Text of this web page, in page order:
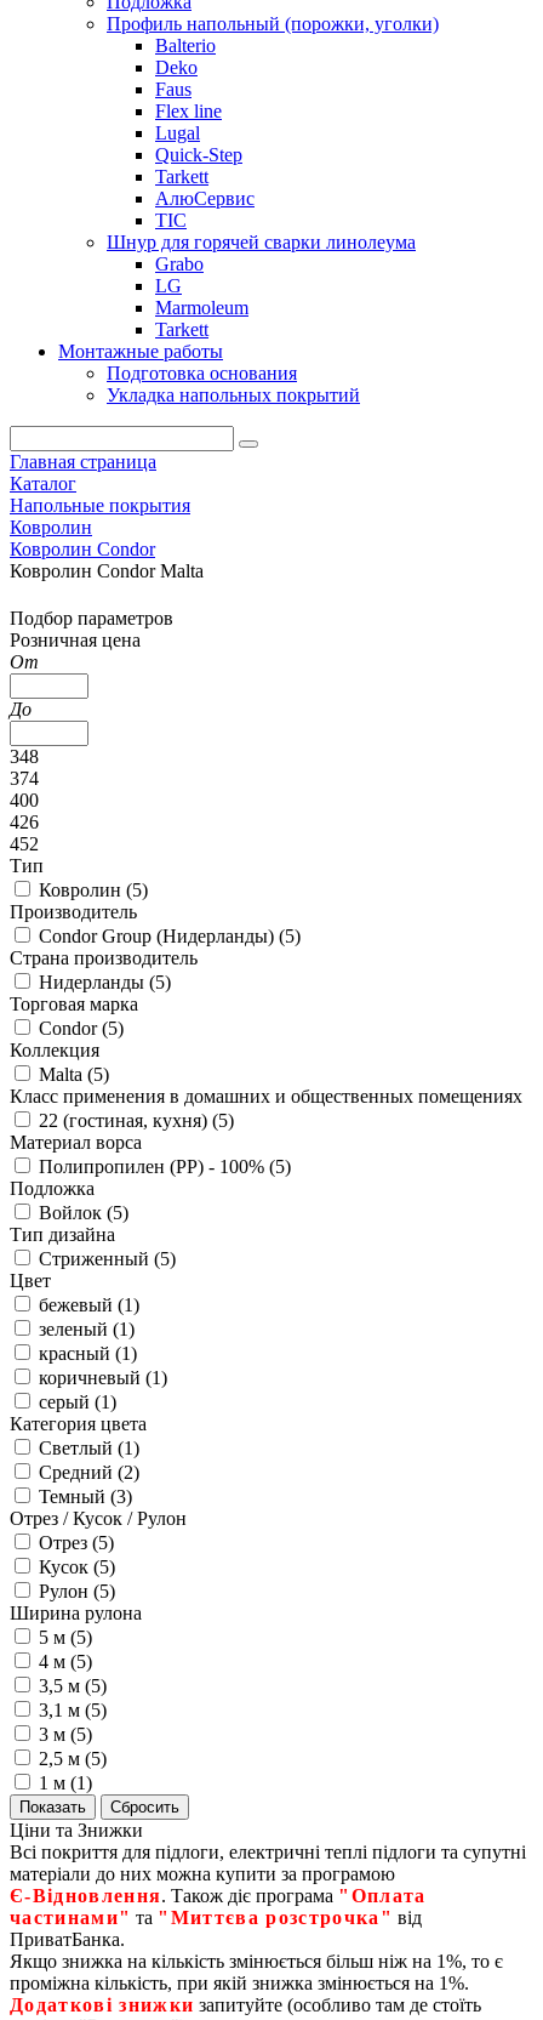
Профиль напольный (порожки, уголки)
Balterio
Deko
Faus
Flex line
Lugal
Quick-Step
Tarkett
АлюСервис
ТІС
Шнур для горячей сварки линолеума
Grabo
LG
Marmoleum
Tarkett
Монтажные работы
Подготовка основания
Укладка напольных покрытий
Главная страница
Каталог
Напольные покрытия
Ковролин
Ковролин Condor
Ковролин Condor Malta
Подбор параметров
Розничная цена
От
До
348
374
400
426
452
Тип
Ковролин (5)
Производитель
Condor Group (Нидерланды) (5)
Страна производитель
Нидерланды (5)
Торговая марка
Condor (5)
Коллекция
Malta (5)
Класс применения в домашних и общественных помещениях
22 (гостиная, кухня) (5)
Материал ворса
Полипропилен (PP) - 100% (5)
Подложка
Войлок (5)
Тип дизайна
Стриженный (5)
Цвет
бежевый (1)
зеленый (1)
красный (1)
коричневый (1)
серый (1)
Категория цвета
Светлый (1)
Средний (2)
Темный (3)
Отрез / Кусок / Рулон
Отрез (5)
Кусок (5)
Рулон (5)
Ширина рулона
5 м (5)
4 м (5)
3,5 м (5)
3,1 м (5)
3 м (5)
2,5 м (5)
1 м (1)
Ціни та Знижки
Всі покриття для підлоги, електричні теплі підлоги та супутні
матеріали до них можна купити за програмою
Є‑Відновлення. Також діє програма "Оплата
частинами" та "Миттєва розстрочка" від
ПриватБанка.
Якщо знижка на кількість змінюється більш ніж на 1%, то є
проміжна кількість, при якій знижка змінюється на 1%.
Додаткові знижки запитуйте (особливо там де стоїть